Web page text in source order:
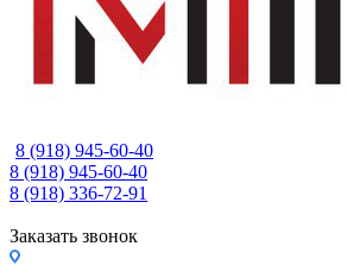
8 (918) 945-60-40
8 (918) 945-60-40
8 (918) 336-72-91
Заказать звонок